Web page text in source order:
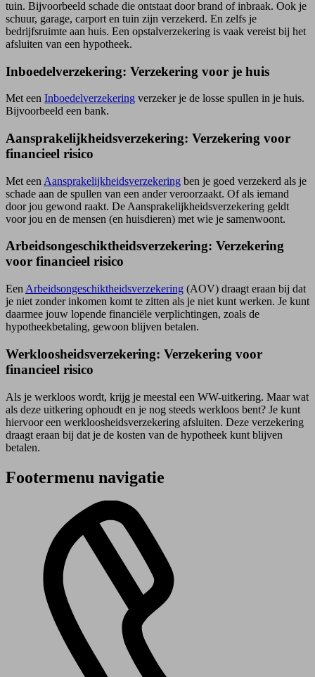
tuin. Bijvoorbeeld schade die ontstaat door brand of inbraak. Ook je
schuur, garage, carport en tuin zijn verzekerd. En zelfs je
bedrijfsruimte aan huis. Een opstal­verzekering is vaak vereist bij het
afsluiten van een hypotheek.
Inboedelverzekering: Verzekering voor je huis
Met een Inboedel­verzekering verzeker je de losse spullen in je huis.
Bijvoorbeeld een bank.
Aansprakelijkheidsverzekering: Verzekering voor
financieel risico
Met een Aansprakelijkheids­verzekering ben je goed verzekerd als je
schade aan de spullen van een ander veroorzaakt. Of als iemand
door jou gewond raakt. De Aansprakelijkheids­verzekering geldt
voor jou en de mensen (en huisdieren) met wie je samenwoont.
Arbeidsongeschiktheidsverzekering: Verzekering
voor financieel risico
Een Arbeids­ongeschiktheids­verzekering (AOV) draagt eraan bij dat
je niet zonder inkomen komt te zitten als je niet kunt werken. Je kunt
daarmee jouw lopende financiële verplichtingen, zoals de
hypotheekbetaling, gewoon blijven betalen.
Werkloosheids­verzekering: Verzekering voor
financieel risico
Als je werkloos wordt, krijg je meestal een WW-uitkering. Maar wat
als deze uitkering ophoudt en je nog steeds werkloos bent? Je kunt
hiervoor een werkloosheids­verzekering afsluiten. Deze verzekering
draagt eraan bij dat je de kosten van de hypotheek kunt blijven
betalen.
Footermenu navigatie